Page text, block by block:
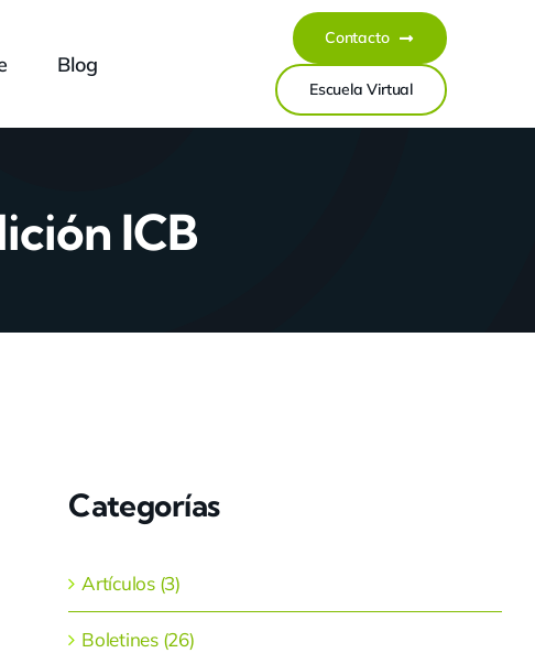
Blog
Contacto
Escuela Virtual
ICB
Categorías
Artículos (3)
Boletines (26)